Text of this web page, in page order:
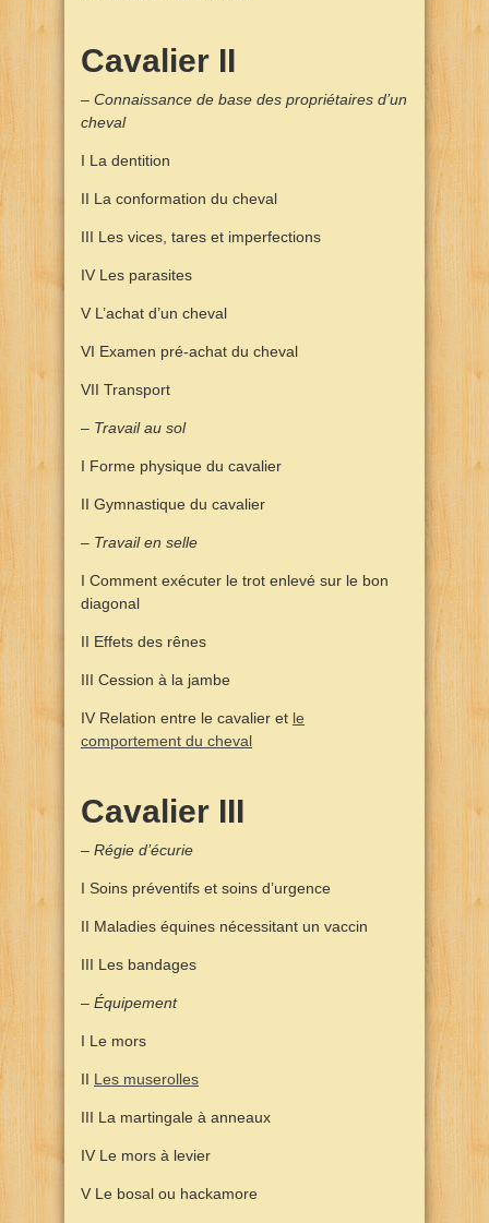
Cavalier II
– Connaissance de base des propriétaires d’un
cheval
I La dentition
II La conformation du cheval
III Les vices, tares et imperfections
IV Les parasites
V L’achat d’un cheval
VI Examen pré-achat du cheval
VII Transport
– Travail au sol
I Forme physique du cavalier
II Gymnastique du cavalier
– Travail en selle
I Comment exécuter le trot enlevé sur le bon
diagonal
II Effets des rênes
III Cession à la jambe
IV Relation entre le cavalier et le
comportement du cheval
Cavalier III
– Régie d’écurie
I Soins préventifs et soins d’urgence
II Maladies équines nécessitant un vaccin
III Les bandages
– Équipement
I Le mors
II Les muserolles
III La martingale à anneaux
IV Le mors à levier
V Le bosal ou hackamore